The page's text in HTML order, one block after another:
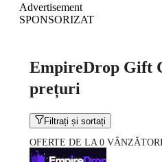
Advertisement
SPONSORIZAT
EmpireDrop Gift
prețuri
Filtrați și sortați
OFERTE DE LA 0 VÂNZĂTORI